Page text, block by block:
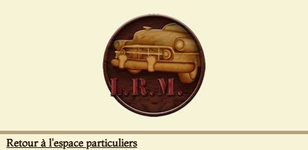
Retour à l'espace particuliers